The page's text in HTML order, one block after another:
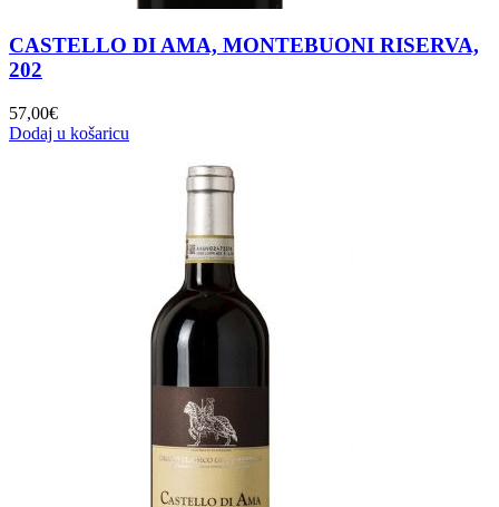
CASTELLO DI AMA, MONTEBUONI RISERVA,
202
57,00€
Dodaj u košaricu